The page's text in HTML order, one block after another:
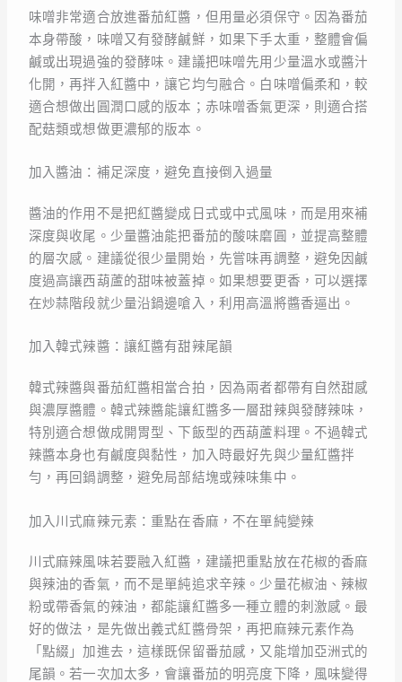
味噌非常適合放進番茄紅醬，但用量必須保守。因為番茄
本身帶酸，味噌又有發酵鹹鮮，如果下手太重，整體會偏
鹹或出現過強的發酵味。建議把味噌先用少量溫水或醬汁
化開，再拌入紅醬中，讓它均勻融合。白味噌偏柔和，較
適合想做出圓潤口感的版本；赤味噌香氣更深，則適合搭
配菇類或想做更濃郁的版本。
加入醬油：補足深度，避免直接倒入過量
醬油的作用不是把紅醬變成日式或中式風味，而是用來補
深度與收尾。少量醬油能把番茄的酸味磨圓，並提高整體
的層次感。建議從很少量開始，先嘗味再調整，避免因鹹
度過高讓西葫蘆的甜味被蓋掉。如果想要更香，可以選擇
在炒蒜階段就少量沿鍋邊嗆入，利用高溫將醬香逼出。
加入韓式辣醬：讓紅醬有甜辣尾韻
韓式辣醬與番茄紅醬相當合拍，因為兩者都帶有自然甜感
與濃厚醬體。韓式辣醬能讓紅醬多一層甜辣與發酵辣味，
特別適合想做成開胃型、下飯型的西葫蘆料理。不過韓式
辣醬本身也有鹹度與黏性，加入時最好先與少量紅醬拌
勻，再回鍋調整，避免局部結塊或辣味集中。
加入川式麻辣元素：重點在香麻，不在單純變辣
川式麻辣風味若要融入紅醬，建議把重點放在花椒的香麻
與辣油的香氣，而不是單純追求辛辣。少量花椒油、辣椒
粉或帶香氣的辣油，都能讓紅醬多一種立體的刺激感。最
好的做法，是先做出義式紅醬骨架，再把麻辣元素作為
「點綴」加進去，這樣既保留番茄感，又能增加亞洲式的
尾韻。若一次加太多，會讓番茄的明亮度下降，風味變得